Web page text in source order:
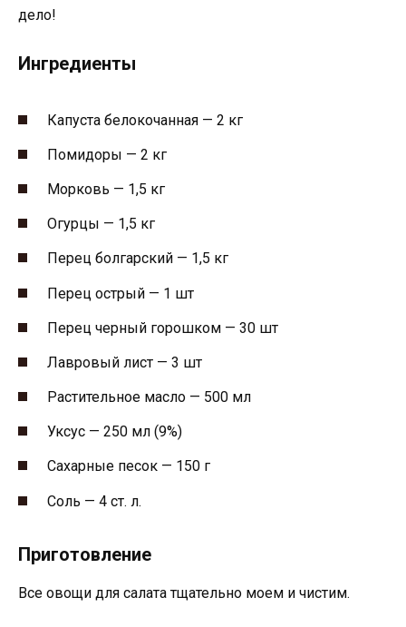
дело!
Ингредиенты
Капуста белокочанная — 2 кг
Помидоры — 2 кг
Морковь — 1,5 кг
Огурцы — 1,5 кг
Перец болгарский — 1,5 кг
Перец острый — 1 шт
Перец черный горошком — 30 шт
Лавровый лист — 3 шт
Растительное масло — 500 мл
Уксус — 250 мл (9%)
Сахарные песок — 150 г
Соль — 4 ст. л.
Приготовление
Все овощи для салата тщательно моем и чистим.